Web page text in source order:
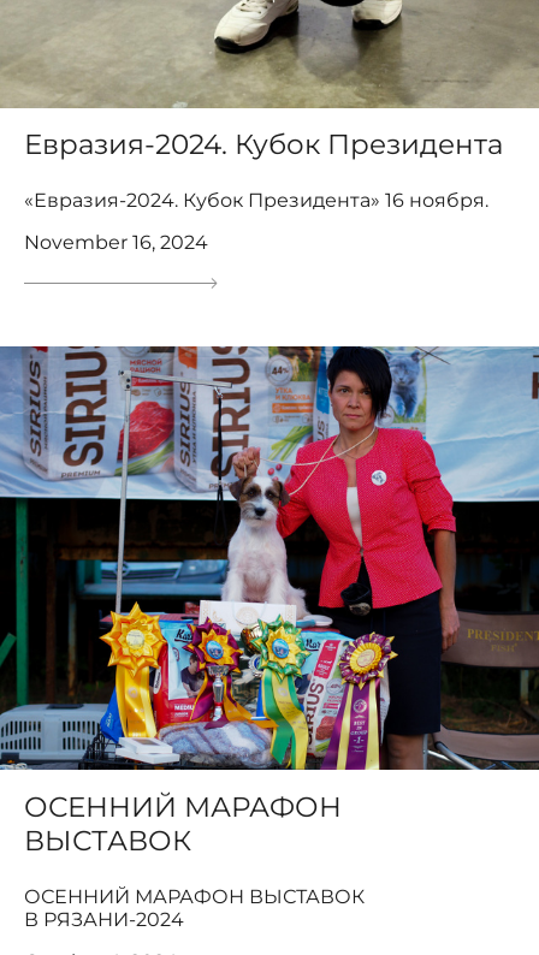
Евразия-2024. Кубок Президента
«Евразия-2024. Кубок Президента» 16 ноября.
November 16, 2024
ОСЕННИЙ МАРАФОН
ВЫСТАВОК
ОСЕННИЙ МАРАФОН ВЫСТАВОК
В РЯЗАНИ-2024